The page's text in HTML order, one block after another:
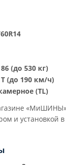
86 (до 530 кг)
T (до 190 км/ч)
(TL)
«МиШИНЫ»
и установкой